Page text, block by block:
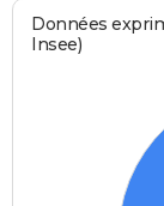
Données
Insee)